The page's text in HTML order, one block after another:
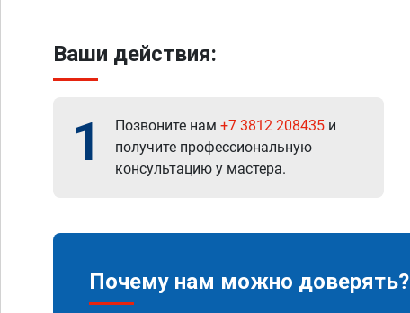
Ваши действия:
1 Позвоните нам +7 3812 208435 и
получите профессиональную
консультацию у мастера.
Почему нам можно доверять?